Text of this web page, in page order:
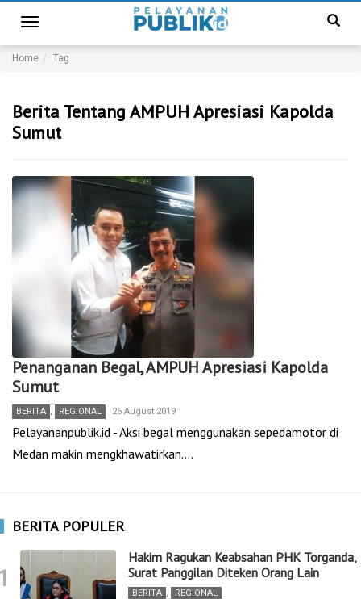
Toggle
navigation
Home Tag
Berita Tentang AMPUH Apresiasi Kapolda
Sumut
Penanganan Begal, AMPUH Apresiasi Kapolda
Sumut
BERITA , REGIONAL 26 August 2019
Pelayananpublik.id - Aksi begal menggunakan sepedamotor di
Medan makin mengkhawatirkan.…
BERITA POPULER
Hakim Ragukan Keabsahan PHK Torganda,
Surat Panggilan Diteken Orang Lain
BERITA , REGIONAL